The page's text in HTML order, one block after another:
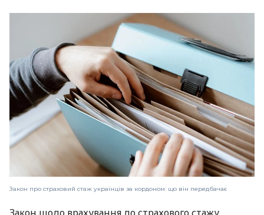
Закон про страховий стаж українців за кордоном: що він передбачає